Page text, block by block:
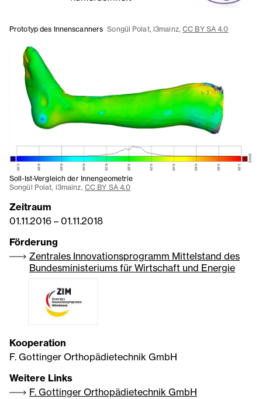
Prototyp des Innenscanners Songül Polat, i3mainz,CC BY SA 4.0
Soll-Ist-Vergleich der Innengeometrie
Songül Polat, i3mainz, CC BY SA 4.0
Zeitraum
01.11.2016 – 01.11.2018
Förderung
Zentrales Innovationsprogramm Mittelstand des
Bundesministeriums für Wirtschaft und Energie
Kooperation
F. Gottinger Orthopädietechnik GmbH
Weitere Links
F. Gottinger Orthopädietechnik GmbH